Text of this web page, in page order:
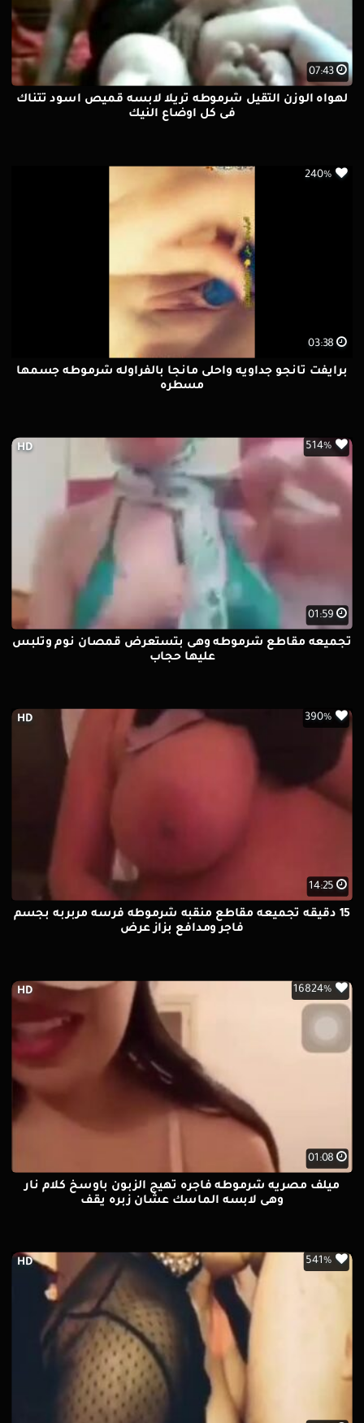
07:43
لهواه الوزن التقيل شرموطه تريلا لابسه قميص اسود تتناك
فى كل اوضاع النيك
03:38
240%
برايفت تانجو جداويه واحلى مانجا بالفراوله شرموطه جسمها
مسطره
01:59
HD 514%
تجميعه مقاطع شرموطه وهى بتستعرض قمصان نوم وتلبس
عليها حجاب
14:25
HD 390%
15 دقيقه تجميعه مقاطع منقبه شرموطه فرسه مربربه بجسم
فاجر ومدافع بزاز عرض
01:08
HD 16824%
ميلف مصريه شرموطه فاجره تهيج الزبون باوسخ كلام نار
وهى لابسه الماسك عشان زبره يقف
HD 541%